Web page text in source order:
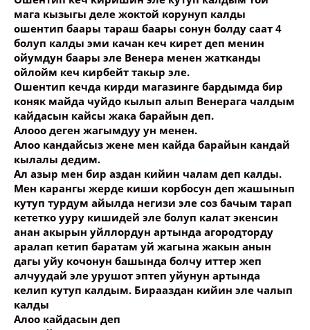
мага кызыгы деле жоктой корунуп калды
ошентип баары тараш баары сонун болду саат 4
болуп калды эми качан кеч кирет деп менин
ойумдун баары эле Венера менен жатканды
ойлойм кеч кирбейт такыр эле.
Ошентип кечда кирди магазинге бардымда бир
коняк майда чуйдо кылып алып Венерага чалдым
кайдасын кайсы жака барайын деп.
Алооо деген жагымдуу ун менен.
Алоо кандайсыз жене мен кайда барайын кандай
кылалы дедим.
Ал азыр мен бир аздан кийин чалам деп калды.
Мен карангы жерде киши корбосун деп жашынып
кутуп турдум айылда негизи эле соз бачым тарап
кететко ууру кишидей эле болуп калат экенсин
анан акырын уйллордун артында агородторду
аралап кетип баратам уй жагына жакын анын
дагы уйу кочонун башында болчу иттер жеп
алчуудай эле урушот эптеп уйунун артында
келип кутуп калдым. Бирааздан кийин эле чалып
калды
Алоо кайдасын деп